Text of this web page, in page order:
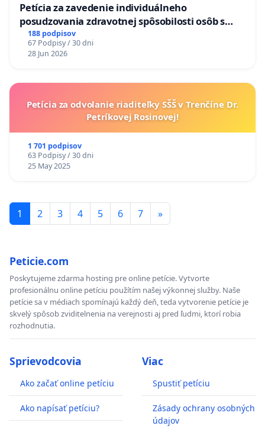
Petícia za zavedenie individuálneho
posudzovania zdravotnej spôsobilosti osôb s
diabetom 1. a 2. typu pri prijímaní do
Policajného zboru SR
188 podpisov
67 Podpisy / 30 dni
28 Jun 2026
Petícia za odvolanie riaditeľky SŠŠ v Trenčíne Dr.
Petríkovej Rosinovej!
1 701 podpisov
63 Podpisy / 30 dni
25 May 2025
1 2 3 4 5 6 7 »
Peticie.com
Poskytujeme zdarma hosting pre online petície. Vytvorte
profesionálnu online petíciu použítím našej výkonnej služby. Naše
petície sa v médiach spomínajú každý deň, teda vytvorenie petície je
skvelý spôsob zviditelnenia na verejnosti aj pred ľudmi, ktorí robia
rozhodnutia.
Sprievodcovia
Ako začať online petíciu
Ako napísať petíciu?
Viac
Spustiť petíciu
Zásady ochrany osobných
údajov